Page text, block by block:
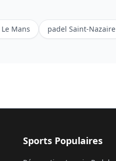
Le Mans padel Saint-Nazaire
Sports Populaires